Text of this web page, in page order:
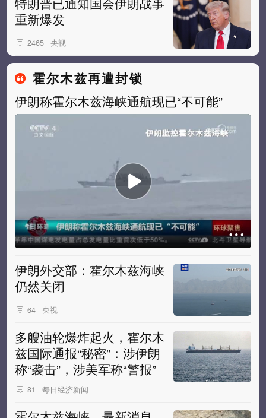
重新爆发
2465 央视
霍尔木兹再遭封锁
伊朗称霍尔木兹海峡通航现已“不可能”
伊朗外交部：霍尔木兹海峡
仍然关闭
64 央视
多艘油轮爆炸起火，霍尔木
兹国际通报“秘密”：涉伊朗
称“袭击”，涉美军称“警报”
81 每日经济新闻